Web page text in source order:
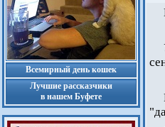
Всемирный день кошек
Лучшие рассказчики
в нашем Буфете